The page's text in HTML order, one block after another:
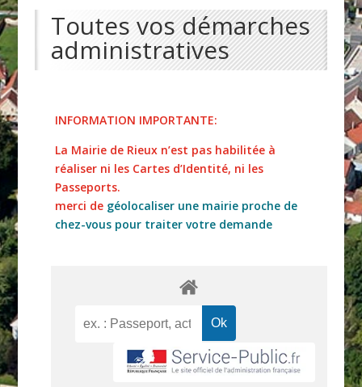
Toutes vos démarches
administratives
INFORMATION IMPORTANTE:
La Mairie de Rieux n’est pas habilitée à
réaliser ni les Cartes d’Identité, ni les
Passeports.
merci de géolocaliser une mairie proche de
chez-vous pour traiter votre demande